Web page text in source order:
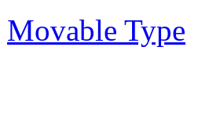
Movable Type